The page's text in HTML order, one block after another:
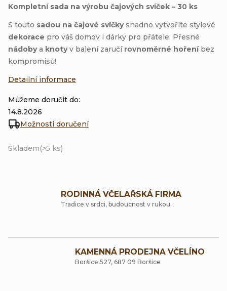
Skladem(>5 ks)
Můžeme doručit do:
14.8.2026
Možnosti doručení
Kompletní sada na výrobu čajových svíček – 30 ks
S touto sadou na čajové svíčkysnadno vytvoříte stylové
dekorace pro váš domov i dárky pro přátele. Přesné
nádobya knotyv balení zaručí rovnoměrné hořeníbez
kompromisů!
Detailní informace
RODINNÁ VČELAŘSKÁ FIRMA
Tradice v srdci, budoucnost v rukou.
KAMENNÁ PRODEJNA VČELÍNO
Boršice 527, 687 09 Boršice